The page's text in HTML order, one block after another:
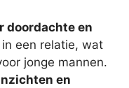
doordachte en
een relatie, wat
jonge mannen.
en